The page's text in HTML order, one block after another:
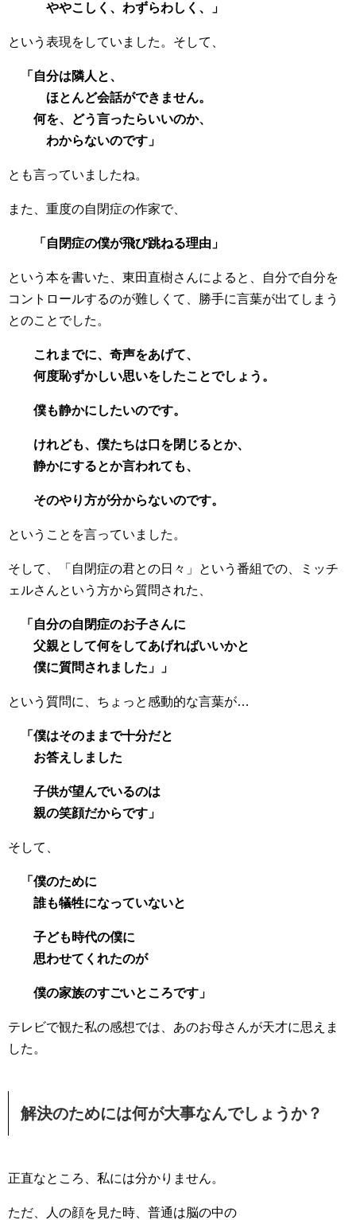
ややこしく、わずらわしく、」
という表現をしていました。そして、
「自分は隣人と、
ほとんど会話ができません。
何を、どう言ったらいいのか、
わからないのです」
とも言っていましたね。
また、重度の自閉症の作家で、
「自閉症の僕が飛び跳ねる理由」
という本を書いた、東田直樹さんによると、自分で自分を
コントロールするのが難しくて、勝手に言葉が出てしまう
とのことでした。
これまでに、奇声をあげて、
何度恥ずかしい思いをしたことでしょう。
僕も静かにしたいのです。
けれども、僕たちは口を閉じるとか、
静かにするとか言われても、
そのやり方が分からないのです。
ということを言っていました。
そして、「自閉症の君との日々」という番組での、ミッチ
ェルさんという方から質問された、
「自分の自閉症のお子さんに
父親として何をしてあげればいいかと
僕に質問されました」」
という質問に、ちょっと感動的な言葉が…
「僕はそのままで十分だと
お答えしました
子供が望んでいるのは
親の笑顔だからです」
そして、
「僕のために
誰も犠牲になっていないと
子ども時代の僕に
思わせてくれたのが
僕の家族のすごいところです」
テレビで観た私の感想では、あのお母さんが天才に思えま
した。
解決のためには何が大事なんでしょうか？
正直なところ、私には分かりません。
ただ、人の顔を見た時、普通は脳の中の